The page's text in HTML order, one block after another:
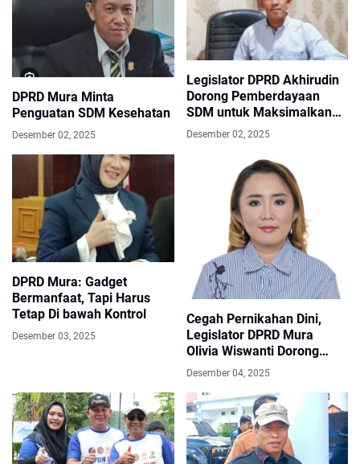
DPRD Mura Minta
Penguatan SDM Kesehatan
Desember 02, 2025
Legislator DPRD Akhirudin
Dorong Pemberdayaan
SDM untuk Maksimalkan
Potensi Ekonomi Murung
Desember 02, 2025
DPRD Mura: Gadget
Bermanfaat, Tapi Harus
Tetap Di bawah Kontrol
Desember 03, 2025
Cegah Pernikahan Dini,
Legislator DPRD Mura
Olivia Wiswanti Dorong
Edukasi Reproduksi dan
Desember 04, 2025